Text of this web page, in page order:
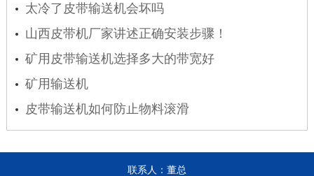
太冷了皮带输送机会坏吗
山西皮带机厂家讲述正确安装步骤！
矿用皮带输送机选择多大的带宽好
矿用输送机
皮带输送机如何防止物料滚滑
联系人：董总